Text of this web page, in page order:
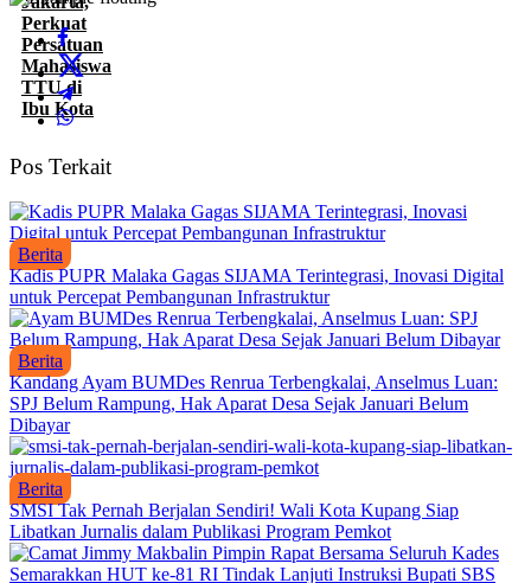
Pos Terkait
Berita
Kadis PUPR Malaka Gagas SIJAMA Terintegrasi, Inovasi Digital
untuk Percepat Pembangunan Infrastruktur
Berita
Kandang Ayam BUMDes Renrua Terbengkalai, Anselmus Luan:
SPJ Belum Rampung, Hak Aparat Desa Sejak Januari Belum
Dibayar
Berita
SMSI Tak Pernah Berjalan Sendiri! Wali Kota Kupang Siap
Libatkan Jurnalis dalam Publikasi Program Pemkot